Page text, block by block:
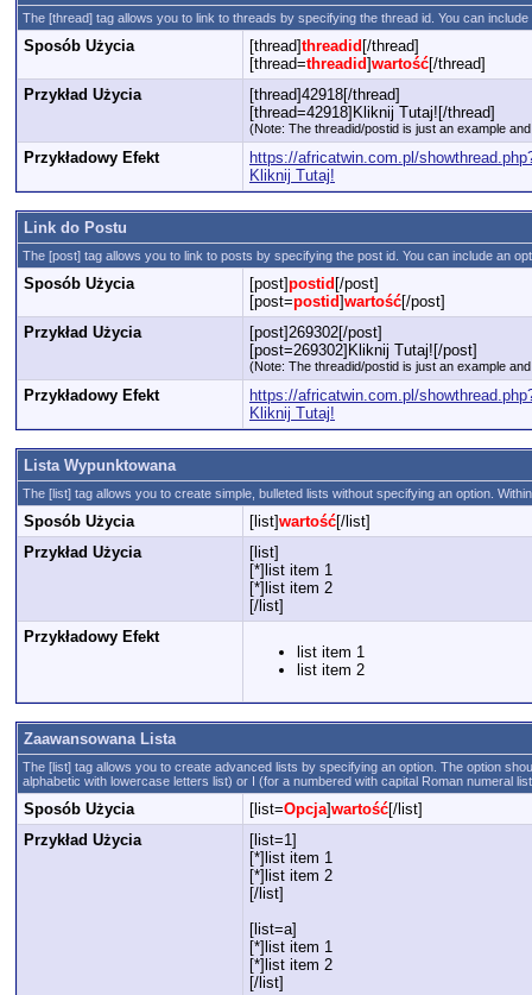
The [thread] tag allows you to link to threads by specifying the thread id. You can
Sposób Użycia [thread]threadid [/thread]
[thread=threadid]wartość[/thread]
Przykład Użycia
[thread]42918[/thread]
[thread=42918]Kliknij Tutaj![/thread]
(Note: The threadid/postid is just an example
Przykładowy Efekt
https://africatwin.com.pl/
Kliknij Tutaj!
Link do Postu
The [post] tag allows you to link to posts by specifying the post id. You can include an
Sposób Użycia [post]postid [/post]
[post=postid]wartość[/post]
Przykład Użycia
[post]269302[/post]
[post=269302]Kliknij Tutaj![/post]
(Note: The threadid/postid is just an example
Przykładowy Efekt
https://africatwin.com.pl/
Kliknij Tutaj!
Lista Wypunktowana
The [list] tag allows you to create simple, bulleted lists without specifying an option.
Sposób Użycia [list]wartość[/list]
Przykład Użycia
[list]
[*]list item 1
[*]list item 2
[/list]
Przykładowy Efekt
list item 1
list item 2
Zaawansowana Lista
The [list] tag allows you to create advanced lists by specifying an option. The option
alphabetic with lowercase letters list) or I (for a numbered with capital Roman numeral
Sposób Użycia [list=Opcja]wartość[/list]
Przykład Użycia
[list=1]
[*]list item 1
[*]list item 2
[/list]
[list=a]
[*]list item 1
[*]list item 2
[/list]